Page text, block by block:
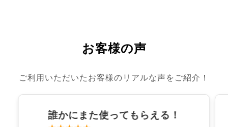
お客様の声
ご利用いただいたお客様のリアルな声をご紹介！
誰かにまた使ってもらえる！